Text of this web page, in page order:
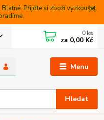
Přijdte si zboží vyzkoušet.
Menu
Hledat
0 ks
za 0,00 Kč